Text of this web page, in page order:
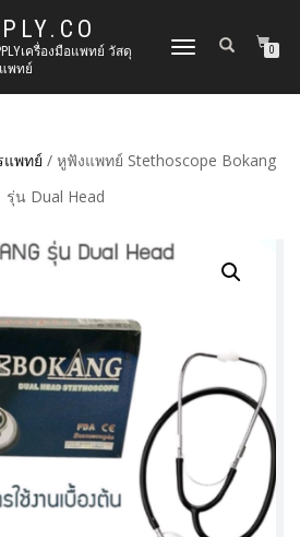
เครื่องมือแพทย์ วัสดุ
พทย์
TOGGLE
0
แพทย์ / หูฟังแพทย์ Stethoscope Bokang
รุ่น Dual Head